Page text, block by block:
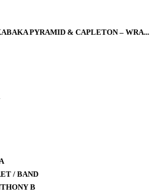
PYRAMID & CAPLETON – WRA...
/ BAND
B